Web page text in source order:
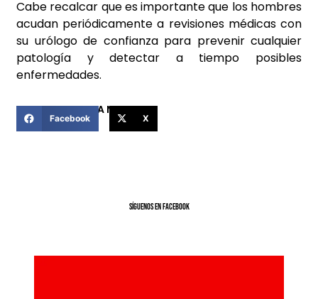
Cabe recalcar que es importante que los hombres
acudan periódicamente a revisiones médicas con
su urólogo de confianza para prevenir cualquier
patología y detectar a tiempo posibles
enfermedades.
COMPARTIR ESTA NOTICIA
Facebook X
SíGUENOS EN FACEBOOK